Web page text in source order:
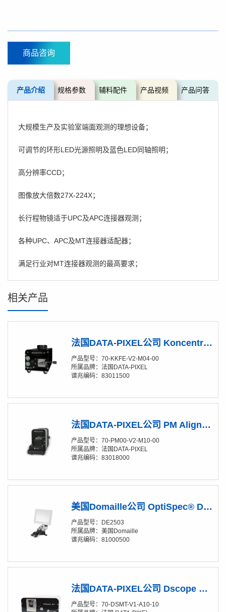
商品咨询
产品介绍 规格参数 辅料配件 产品视频 产品问答
大规模生产及实验室端面观测的理想设备；
可调节的环形LED光源照明及蓝色LED同轴照明；
高分辨率CCD；
图像放大倍数27X-224X；
长行程物镜适于UPC及APC连接器观测；
各种UPC、APC及MT连接器适配器；
满足行业对MT连接器观测的最高要求；
相关产品
法国DATA-PIXEL公司 Koncentrik-V2 / Connector 插芯同心度测量仪
产品型号：70-KKFE-V2-M04-00
所属品牌：法国DATA-PIXEL
谱兆编码：83011500
法国DATA-PIXEL公司 PM Aligner-V2 保偏光纤调芯仪
产品型号：70-PM00-V2-M10-00
所属品牌：法国DATA-PIXEL
谱兆编码：83018000
美国Domaille公司 OptiSpec® DE2503光纤检测显微镜
产品型号：DE2503
所属品牌：美国Domaille
谱兆编码：81000500
法国DATA-PIXEL公司 Dscope MT LWD主机
产品型号：70-DSMT-V1-A10-10